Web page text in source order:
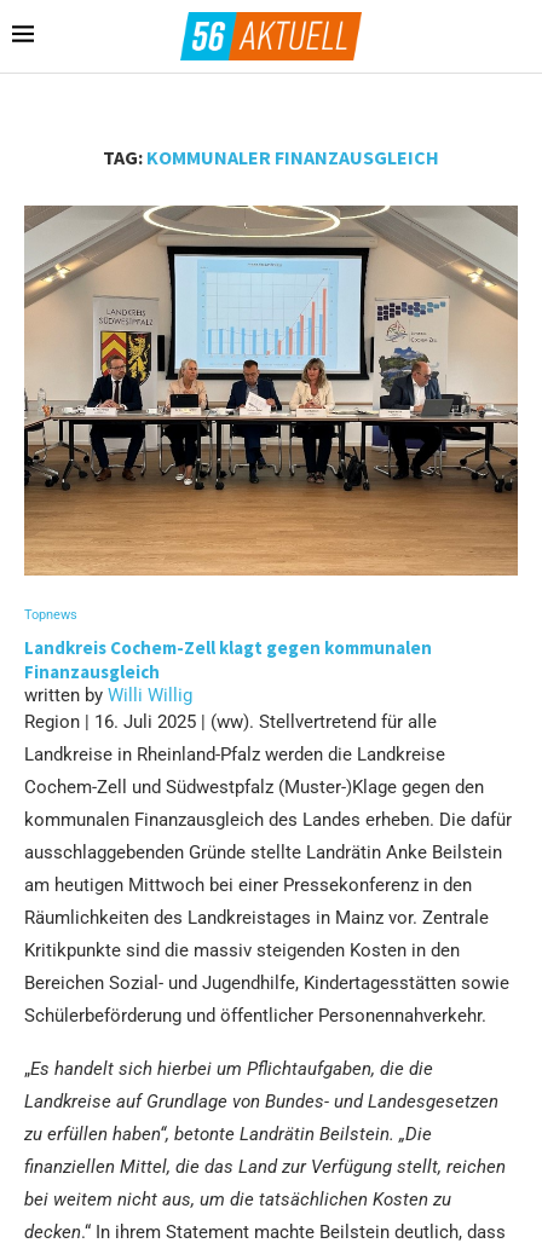
TAG: KOMMUNALER FINANZAUSGLEICH
Topnews
Landkreis Cochem-Zell klagt gegen kommunalen
Finanzausgleich
written by Willi Willig
Region | 16. Juli 2025 | (ww). Stellvertretend für alle
Landkreise in Rheinland-Pfalz werden die Landkreise
Cochem-Zell und Südwestpfalz (Muster-)Klage gegen den
kommunalen Finanzausgleich des Landes erheben. Die dafür
ausschlaggebenden Gründe stellte Landrätin Anke Beilstein
am heutigen Mittwoch bei einer Pressekonferenz in den
Räumlichkeiten des Landkreistages in Mainz vor. Zentrale
Kritikpunkte sind die massiv steigenden Kosten in den
Bereichen Sozial- und Jugendhilfe, Kindertagesstätten sowie
Schülerbeförderung und öffentlicher Personennahverkehr.
„Es handelt sich hierbei um Pflichtaufgaben, die die
Landkreise auf Grundlage von Bundes- und Landesgesetzen
zu erfüllen haben“, betonte Landrätin Beilstein. „Die
finanziellen Mittel, die das Land zur Verfügung stellt, reichen
bei weitem nicht aus, um die tatsächlichen Kosten zu
decken.“ In ihrem Statement machte Beilstein deutlich, dass